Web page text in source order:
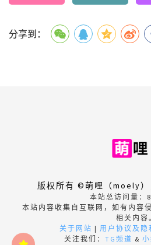
分享到：
版权所有 ©萌哩（moely）
本站总访问量：
本站内容收集自互联网，如有内容
相关内容
关于网站 | 用户协议及隐
关注我们： TG频道 &